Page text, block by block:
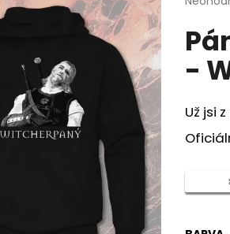
produktu
je
z-
Už jsi
Doporučujeme
BAVLNĚNÉ TRIČKO - WITCHERPANÝ